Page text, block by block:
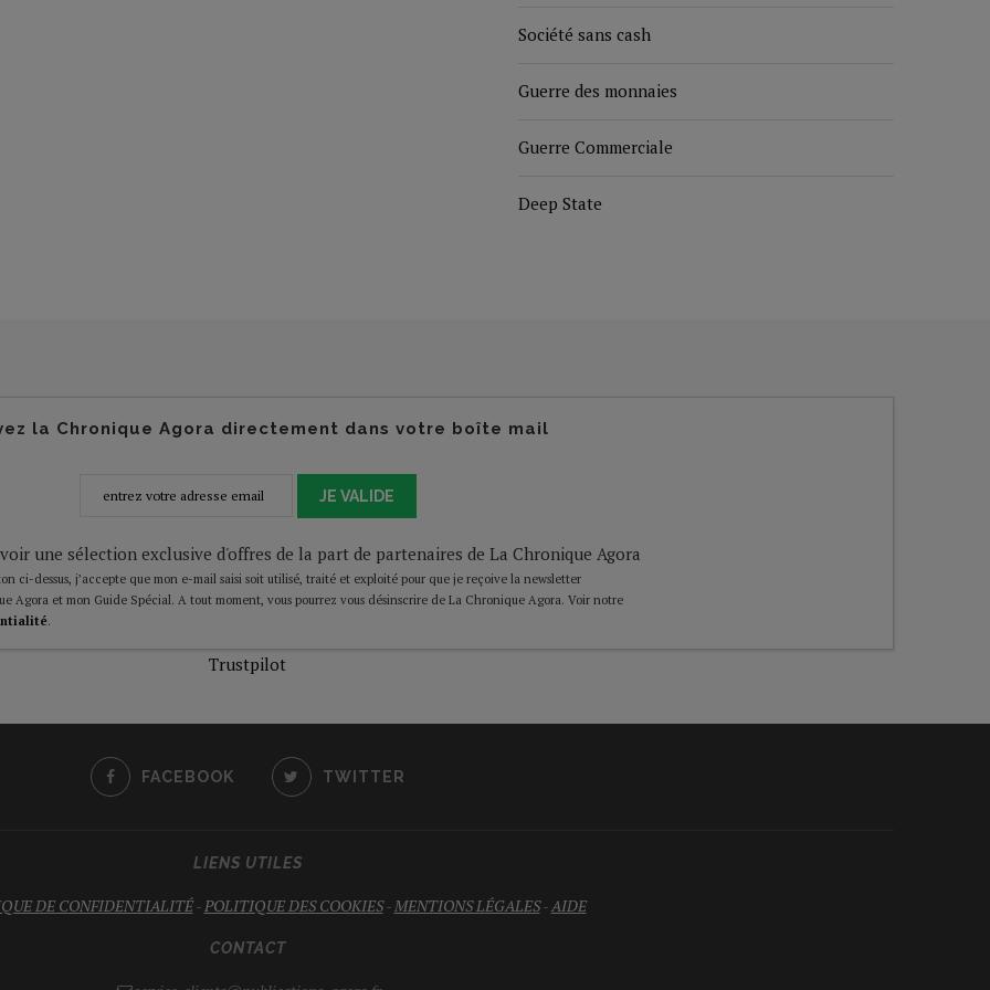
Société sans cash
Guerre des monnaies
Guerre Commerciale
Deep State
la Chronique Agora directement dans votre boîte mail
JE VALIDE
une sélection exclusive d'offres de la part de partenaires de La Chronique Agora
ci-dessus, j’accepte que mon e-mail saisi soit utilisé, traité et exploité pour que je reçoive la newsletter
Agora et mon Guide Spécial. A tout moment, vous pourrez vous désinscrire de La Chronique Agora. Voir notre
.
Trustpilot
FACEBOOK TWITTER
LIENS UTILES
DE CONFIDENTIALITÉ-POLITIQUE DES COOKIES-MENTIONS LÉGALES-AIDE
CONTACT